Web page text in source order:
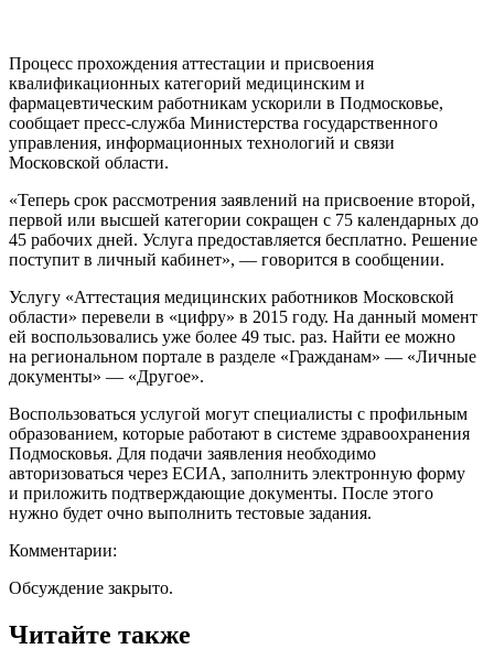
Процесс прохождения аттестации и присвоения
квалификационных категорий медицинским и
фармацевтическим работникам ускорили в Подмосковье,
сообщает пресс-служба Министерства государственного
управления, информационных технологий и связи
Московской области.
«Теперь срок рассмотрения заявлений на присвоение второй,
первой или высшей категории сокращен с 75 календарных до
45 рабочих дней. Услуга предоставляется бесплатно. Решение
поступит в личный кабинет», — говорится в сообщении.
Услугу «Аттестация медицинских работников Московской
области» перевели в «цифру» в 2015 году. На данный момент
ей воспользовались уже более 49 тыс. раз. Найти ее можно
на региональном портале в разделе «Гражданам» — «Личные
документы» — «Другое».
Воспользоваться услугой могут специалисты с профильным
образованием, которые работают в системе здравоохранения
Подмосковья. Для подачи заявления необходимо
авторизоваться через ЕСИА, заполнить электронную форму
и приложить подтверждающие документы. После этого
нужно будет очно выполнить тестовые задания.
Комментарии:
Обсуждение закрыто.
Читайте также